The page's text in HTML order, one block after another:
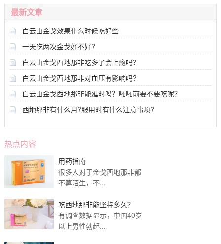
怀孕? 可以有更多幸福?
最新文章
白云山金戈效果什么时候吃好些
一天吃两次金戈好不好?
白云山金戈西地那非吃多了会上瘾吗？
白云山金戈西地那非对血压有影响吗?
白云山金戈西地那非能延时吗？啪啪前要不要吃呢？
西地那非有什么用?服用时有什么注意事项?
热点内容
用药指南
很多人对于金戈西地那非都
不算陌生，不...
吃西地那非能坚持多久？
有调查数据显示，中国40岁
以上男性勃起...